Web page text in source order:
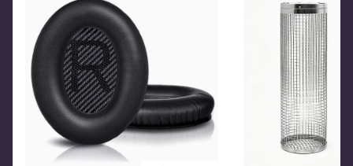
1798ceb7-d2e7-5efe-8040-df2a9e0dacc8
Tuoteturvallisuustiedot